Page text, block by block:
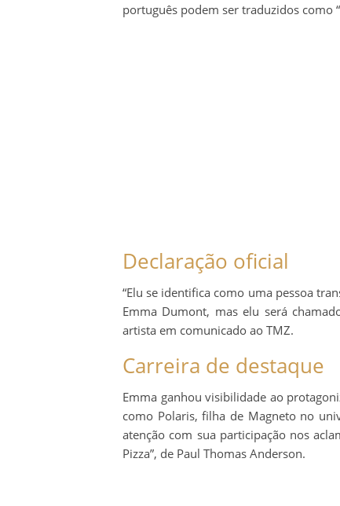
português podem ser traduzidos como
Declaração oficial
“Elu se identifica como uma pessoa
Emma Dumont, mas elu será
artista em comunicado ao TMZ.
Carreira de destaque
Emma ganhou visibilidade ao
como Polaris, filha de Magneto no
atenção com sua participação nos
Pizza”, de Paul Thomas Anderson.